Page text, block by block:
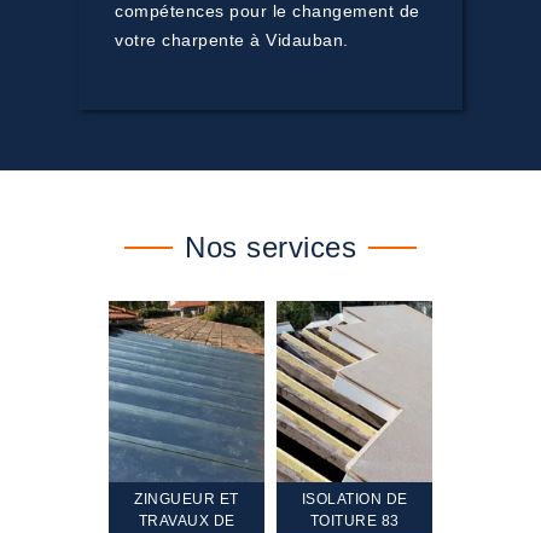
compétences pour le changement de
votre charpente à Vidauban.
Nos services
ZINGUEUR ET
TRAVAUX DE
ISOLATION DE
TOITURE 83